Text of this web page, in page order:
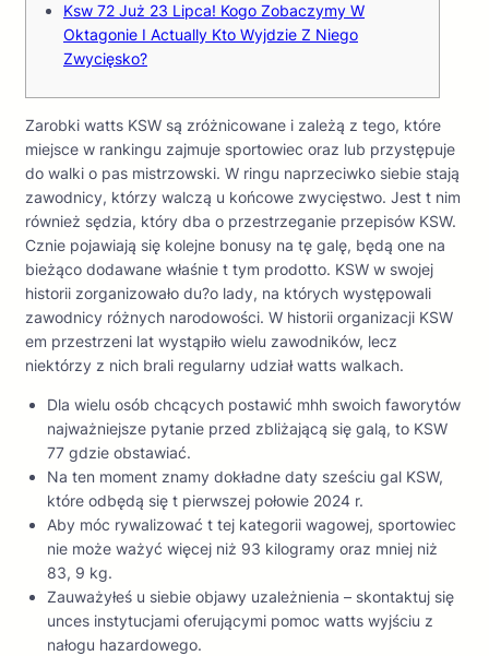
Ksw 72 Już 23 Lipca! Kogo Zobaczymy W
Oktagonie I Actually Kto Wyjdzie Z Niego
Zwycięsko?
Zarobki watts KSW są zróżnicowane i zależą z tego, które
miejsce w rankingu zajmuje sportowiec oraz lub przystępuje
do walki o pas mistrzowski. W ringu naprzeciwko siebie stają
zawodnicy, którzy walczą u końcowe zwycięstwo. Jest t nim
również sędzia, który dba o przestrzeganie przepisów KSW.
Cznie pojawiają się kolejne bonusy na tę galę, będą one na
bieżąco dodawane właśnie t tym prodotto. KSW w swojej
historii zorganizowało du?o lady, na których występowali
zawodnicy różnych narodowości. W historii organizacji KSW
em przestrzeni lat wystąpiło wielu zawodników, lecz
niektórzy z nich brali regularny udział watts walkach.
Dla wielu osób chcących postawić mhh swoich faworytów
najważniejsze pytanie przed zbliżającą się galą, to KSW
77 gdzie obstawiać.
Na ten moment znamy dokładne daty sześciu gal KSW,
które odbędą się t pierwszej połowie 2024 r.
Aby móc rywalizować t tej kategorii wagowej, sportowiec
nie może ważyć więcej niż 93 kilogramy oraz mniej niż
83, 9 kg.
Zauważyłeś u siebie objawy uzależnienia – skontaktuj się
unces instytucjami oferującymi pomoc watts wyjściu z
nałogu hazardowego.